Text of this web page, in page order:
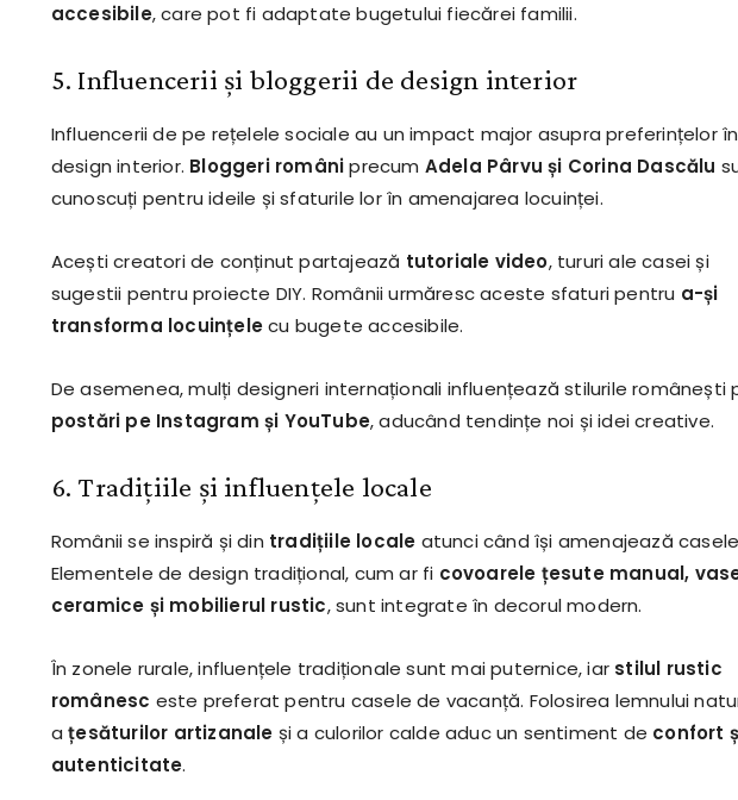
accesibile, care pot fi adaptate bugetului fiecărei familii.
5. Influencerii și bloggerii de design interior
Influencerii de pe rețelele sociale au un impact major asupra preferințelor în
design interior. Bloggeri româniprecum Adela Pârvu și Corina Dascălu
cunoscuți pentru ideile și sfaturile lor în amenajarea locuinței.
Acești creatori de conținut partajează tutoriale video, tururi ale casei și
sugestii pentru proiecte DIY. Românii urmăresc aceste sfaturi pentru a-și
transforma locuințelecu bugete accesibile.
De asemenea, mulți designeri internaționali influențează stilurile românești
postări pe Instagram și YouTube, aducând tendințe noi și idei creative.
6. Tradițiile și influențele locale
Românii se inspiră și din tradițiile locale atunci când își amenajează
Elementele de design tradițional, cum ar fi covoarele țesute manual,
ceramice și mobilierul rustic, sunt integrate în decorul modern.
În zonele rurale, influențele tradiționale sunt mai puternice, iar stilul rustic
românesc este preferat pentru casele de vacanță. Folosirea lemnului
ațesăturilor artizanale și a culorilor calde aduc un sentiment de confort
autenticitate.